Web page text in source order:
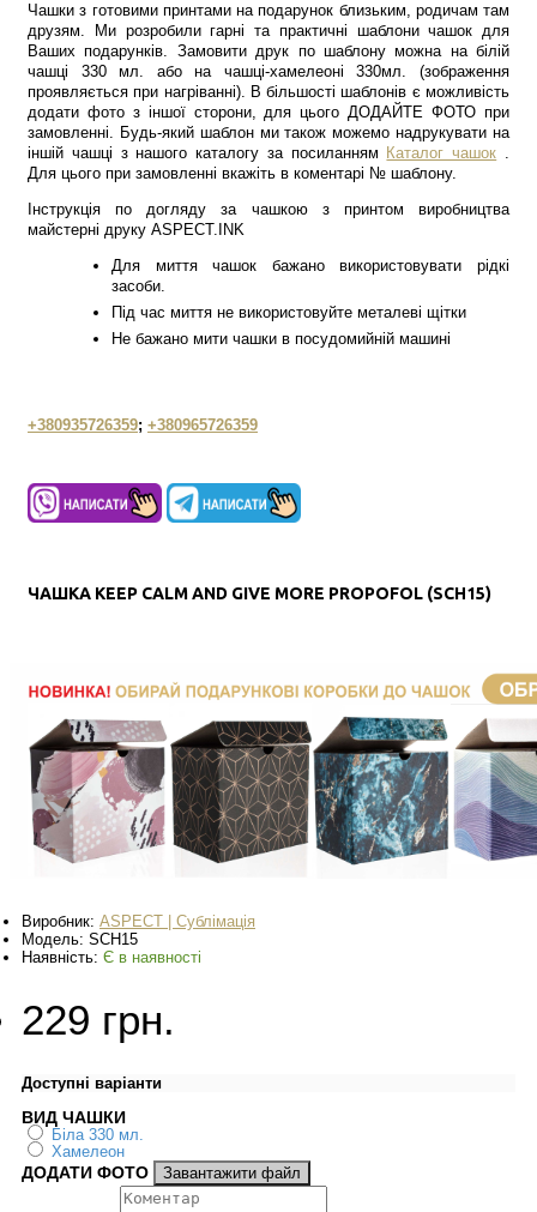
Чашки з готовими принтами на подарунок близьким, родичам там
друзям. Ми розробили гарні та практичні шаблони чашок для
Ваших подарунків. Замовити друк по шаблону можна на білій
чашці 330 мл. або на чашці-хамелеоні 330мл. (зображення
проявляється при нагріванні). В більшості шаблонів є можливість
додати фото з іншої сторони, для цього ДОДАЙТЕ ФОТО при
замовленні. Будь-який шаблон ми також можемо надрукувати на
іншій чашці з нашого каталогу за посиланням Каталог чашок .
Для цього при замовленні вкажіть в коментарі № шаблону.
Інструкція по догляду за чашкою з принтом виробництва
майстерні друку ASPECT.INK
Для миття чашок бажано використовувати рідкі
засоби.
Під час миття не використовуйте металеві щітки
Не бажано мити чашки в посудомийній машині
+380935726359; +380965726359
ЧАШКА KEEP CALM AND GIVE MORE PROPOFOL (SCH15)
Виробник: ASPECT | Сублімація
Модель: SCH15
Наявність: Є в наявності
229 грн.
Доступні варіанти
ВИД ЧАШКИ
Біла 330 мл.
Хамелеон
ДОДАТИ ФОТО Завантажити файл